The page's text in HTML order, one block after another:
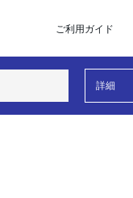
ご利用ガイド
詳細